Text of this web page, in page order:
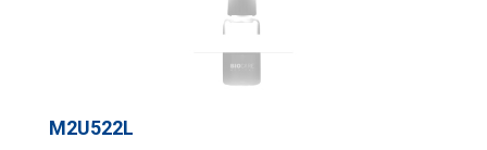
M2U522L